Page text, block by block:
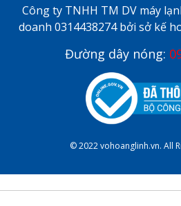
Công ty TNHH TM DV máy
doanh 0314438274 bởi sở kế
Đường dây nóng:
© 2022 vohoanglinh.vn. All